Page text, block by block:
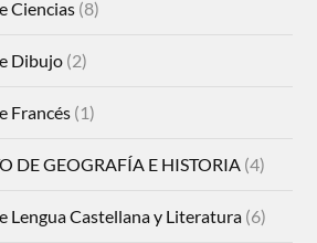
Ciencias (8)
Dibujo (2)
Francés (1)
DE GEOGRAFÍA E HISTORIA (4)
Lengua Castellana y Literatura (6)